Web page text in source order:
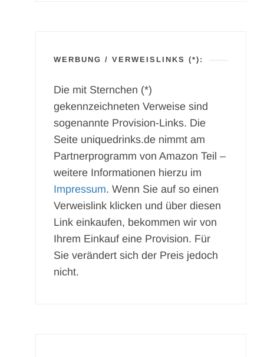
WERBUNG / VERWEISLINKS (*):
Die mit Sternchen (*)
gekennzeichneten Verweise sind
sogenannte Provision-Links. Die
Seite uniquedrinks.de nimmt am
Partnerprogramm von Amazon Teil –
weitere Informationen hierzu im
Impressum. Wenn Sie auf so einen
Verweislink klicken und über diesen
Link einkaufen, bekommen wir von
Ihrem Einkauf eine Provision. Für
Sie verändert sich der Preis jedoch
nicht.